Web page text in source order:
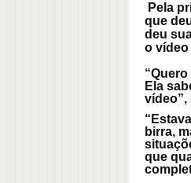
Pela
que
deu
o vídeo
Ela
vídeo”,
birra,
que